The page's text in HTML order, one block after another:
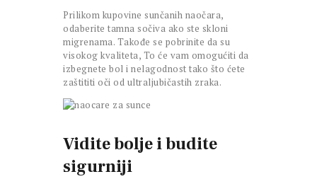
Prilikom kupovine sunčanih naočara,
odaberite tamna sočiva ako ste skloni
migrenama. Takođe se pobrinite da su
visokog kvaliteta, To će vam omogućiti da
izbegnete bol i nelagodnost tako što ćete
zaštititi oči od ultraljubičastih zraka.
Vidite bolje i budite
sigurniji